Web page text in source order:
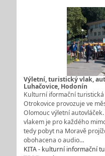
Výletní, turistický vlak,
Luhačovice, Hodonín
Kulturní iformační
Otrokovice provozuje ve
Olomouc výletní
vlakem je pro každého
tedy pobyt na Moravě
obohacena o audio…
KITA - kulturní informační